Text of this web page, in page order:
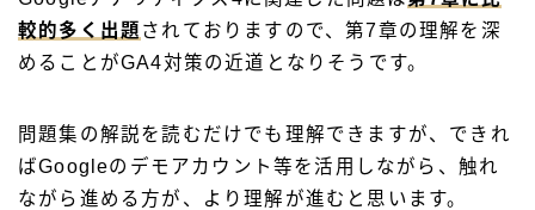
較的多く出題 されておりますので、第7章の理解を深
めることがGA4対策の近道となりそうです。
問題集の解説を読むだけでも理解できますが、できれ
ばGoogleのデモアカウント等を活用しながら、触れ
ながら進める方が、より理解が進むと思います。